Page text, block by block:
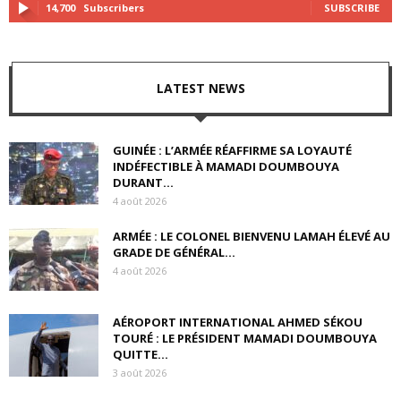
14,700 Subscribers SUBSCRIBE
LATEST NEWS
GUINÉE : L’ARMÉE RÉAFFIRME SA LOYAUTÉ
INDÉFECTIBLE À MAMADI DOUMBOUYA
DURANT...
4 août 2026
ARMÉE : LE COLONEL BIENVENU LAMAH ÉLEVÉ AU
GRADE DE GÉNÉRAL...
4 août 2026
AÉROPORT INTERNATIONAL AHMED SÉKOU
TOURÉ : LE PRÉSIDENT MAMADI DOUMBOUYA
QUITTE...
3 août 2026